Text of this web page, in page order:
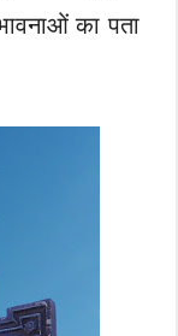
का पता